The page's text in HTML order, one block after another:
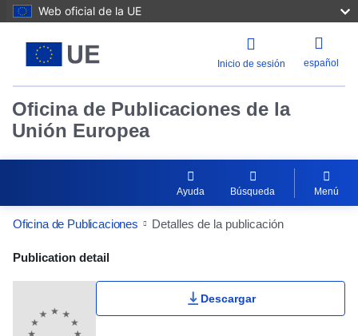
Web oficial de la UE
Inicio de sesión español
Oficina de Publicaciones de la
Unión Europea
Ayuda Búsqueda Menú
Oficina de Publicaciones Detalles de la publicación
Publication Detail Actions Portlet
Publication detail
Descargar